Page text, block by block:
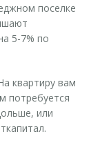
поселке
5-7% по
квартиру вам
потребуется
или